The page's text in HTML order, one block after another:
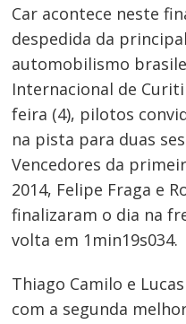
Car acontece neste
despedida da
automobilismo
Internacional de
feira (4), pilotos
na pista para duas
Vencedores da
2014, Felipe Fraga e
finalizaram o dia na
volta em 1min19s034.
Thiago Camilo e
com a segunda